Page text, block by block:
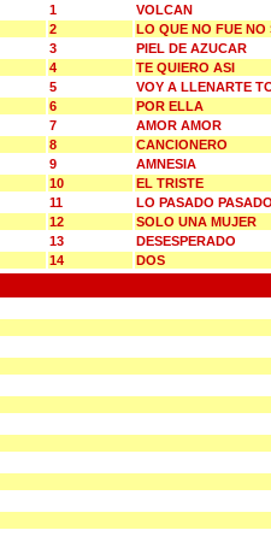
1
VOLCAN
2
LO QUE NO FUE NO
3
PIEL DE AZUCAR
4
TE QUIERO ASI
5
VOY A LLENARTE
6
POR ELLA
7
AMOR AMOR
8
CANCIONERO
9
AMNESIA
10
EL TRISTE
11
LO PASADO
12
SOLO UNA MUJER
13
DESESPERADO
14 DOS